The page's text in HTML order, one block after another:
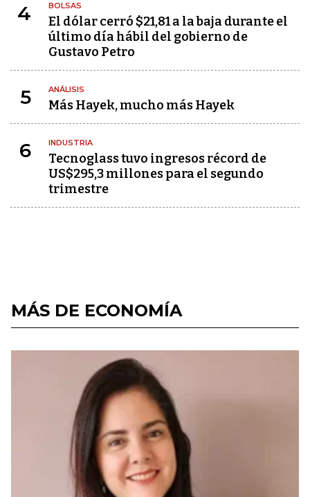
4 BOLSAS
El dólar cerró $21,81 a la baja durante el
último día hábil del gobierno de
Gustavo Petro
5 ANÁLISIS
Más Hayek, mucho más Hayek
6 INDUSTRIA
Tecnoglass tuvo ingresos récord de
US$295,3 millones para el segundo
trimestre
MÁS DE ECONOMÍA